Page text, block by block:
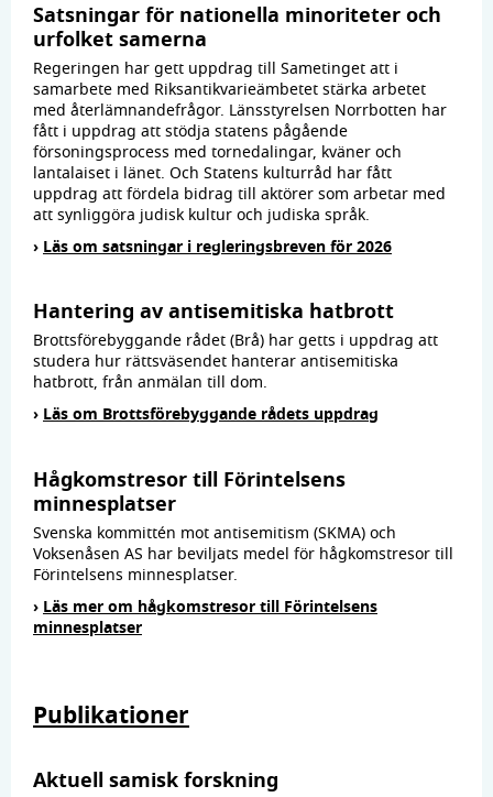
Satsningar för nationella minoriteter och
urfolket samerna
Regeringen har gett uppdrag till Sametinget att i
samarbete med Riksantikvarieämbetet stärka arbetet
med återlämnandefrågor. Länsstyrelsen Norrbotten har
fått i uppdrag att stödja statens pågående
försoningsprocess med tornedalingar, kväner och
lantalaiset i länet. Och Statens kulturråd har fått
uppdrag att fördela bidrag till aktörer som arbetar med
att synliggöra judisk kultur och judiska språk.
› Läs om satsningar i regleringsbreven för 2026
Hantering av antisemitiska hatbrott
Brottsförebyggande rådet (Brå) har getts i uppdrag att
studera hur rättsväsendet hanterar antisemitiska
hatbrott, från anmälan till dom.
› Läs om Brottsförebyggande rådets uppdrag
Hågkomstresor till Förintelsens
minnesplatser
Svenska kommittén mot antisemitism (SKMA) och
Voksenåsen AS har beviljats medel för hågkomstresor till
Förintelsens minnesplatser.
› Läs mer om hågkomstresor till Förintelsens
minnesplatser
Publikationer
Aktuell samisk forskning